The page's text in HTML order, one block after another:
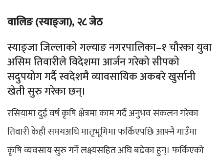
वालिङ (स्याङ्जा), २८ जेठ
स्याङ्जा जिल्लाको गल्याङ नगरपालिका–१ चौरका युवा
असिम तिवारीले विदेशमा आर्जन गरेको सीपको
सदुपयोग गर्दै स्वदेशमै व्यावसायिक अकबरे खुर्सानी
खेती सुरु गरेका छन्।
रसियामा दुई वर्ष कृषि क्षेत्रमा काम गर्दै अनुभव संकलन गरेका
तिवारी केही समयअघि मातृभूमिमा फर्किएपछि आफ्नै गाउँमा
कृषि व्यवसाय सुरु गर्ने लक्ष्यसहित अघि बढेका हुन्। फर्किएको